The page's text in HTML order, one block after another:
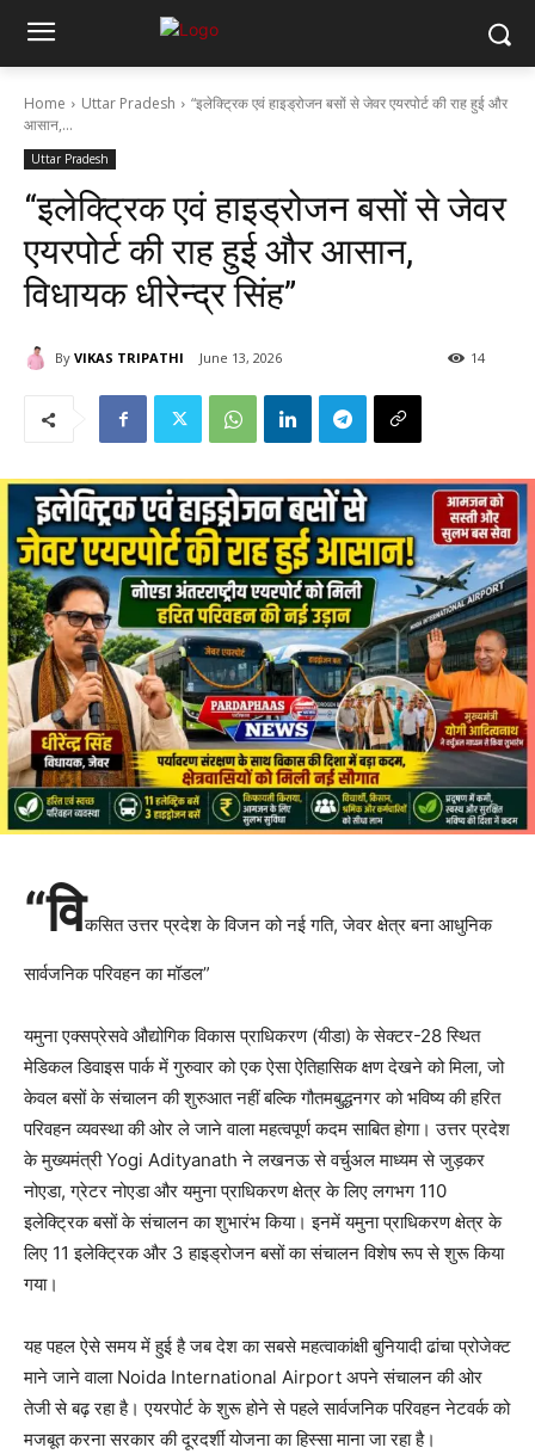
Home Uttar Pradesh
“इलेक्ट्रिक एवं हाइड्रोजन बसों से जेवर एयरपोर्ट की राह हुई और
आसान,...
Uttar Pradesh
“इलेक्ट्रिक एवं हाइड्रोजन बसों से जेवर
एयरपोर्ट की राह हुई और आसान,
विधायक धीरेन्द्र सिंह”
By VIKAS TRIPATHI June 13, 2026 14
“विकसित उत्तर प्रदेश के विजन को नई गति, जेवर क्षेत्र बना आधुनिक
सार्वजनिक परिवहन का मॉडल”
यमुना एक्सप्रेसवे औद्योगिक विकास प्राधिकरण (यीडा) के सेक्टर-28 स्थित
मेडिकल डिवाइस पार्क में गुरुवार को एक ऐसा ऐतिहासिक क्षण देखने को मिला, जो
केवल बसों के संचालन की शुरुआत नहीं बल्कि गौतमबुद्धनगर को भविष्य की हरित
परिवहन व्यवस्था की ओर ले जाने वाला महत्वपूर्ण कदम साबित होगा। उत्तर प्रदेश
के मुख्यमंत्री Yogi Adityanath ने लखनऊ से वर्चुअल माध्यम से जुड़कर
नोएडा, ग्रेटर नोएडा और यमुना प्राधिकरण क्षेत्र के लिए लगभग 110
इलेक्ट्रिक बसों के संचालन का शुभारंभ किया। इनमें यमुना प्राधिकरण क्षेत्र के
लिए 11 इलेक्ट्रिक और 3 हाइड्रोजन बसों का संचालन विशेष रूप से शुरू किया
गया।
यह पहल ऐसे समय में हुई है जब देश का सबसे महत्वाकांक्षी बुनियादी ढांचा प्रोजेक्ट
माने जाने वाला Noida International Airport अपने संचालन की ओर
तेजी से बढ़ रहा है। एयरपोर्ट के शुरू होने से पहले सार्वजनिक परिवहन नेटवर्क को
मजबूत करना सरकार की दूरदर्शी योजना का हिस्सा माना जा रहा है।